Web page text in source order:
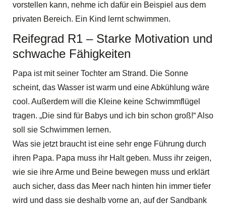
vorstellen kann, nehme ich dafür ein Beispiel aus dem
privaten Bereich. Ein Kind lernt schwimmen.
Reifegrad R1 – Starke Motivation und
schwache Fähigkeiten
Papa ist mit seiner Tochter am Strand. Die Sonne
scheint, das Wasser ist warm und eine Abkühlung wäre
cool. Außerdem will die Kleine keine Schwimmflügel
tragen. „Die sind für Babys und ich bin schon groß!“ Also
soll sie Schwimmen lernen.
Was sie jetzt braucht ist eine sehr enge Führung durch
ihren Papa. Papa muss ihr Halt geben. Muss ihr zeigen,
wie sie ihre Arme und Beine bewegen muss und erklärt
auch sicher, dass das Meer nach hinten hin immer tiefer
wird und dass sie deshalb vorne an, auf der Sandbank